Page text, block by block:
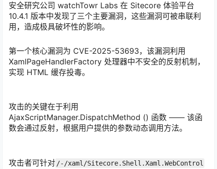
安全研究公司 watchTowr Labs 在 Sitecore 体验平台
10.4.1 版本中发现了三个主要漏洞，这些漏洞可被串联利
用，造成极具破坏性的影响。
第一个核心漏洞为 CVE-2025-53693，该漏洞利用
XamlPageHandlerFactory 处理器中不安全的反射机制，
实现 HTML 缓存投毒。
攻击的关键在于利用
AjaxScriptManager.DispatchMethod () 函数 —— 该函
数会通过反射，根据用户提供的参数动态调用方法。
攻击者可针对 /-/xaml/Sitecore.Shell.Xaml.WebControl